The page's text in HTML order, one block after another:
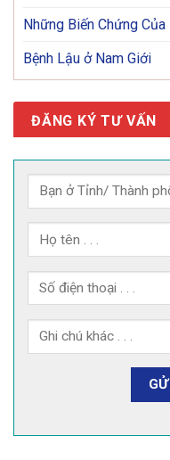
Những Biến Chứng
Bệnh Lậu ở Nam Giới
ĐĂNG KÝ TƯ VẤN